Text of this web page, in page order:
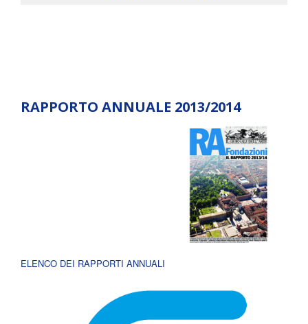
RAPPORTO ANNUALE 2013/2014
ELENCO DEI RAPPORTI ANNUALI